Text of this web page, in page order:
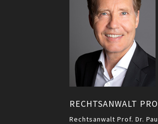
RECHTSANWALT
Rechtsanwalt Prof. Dr.